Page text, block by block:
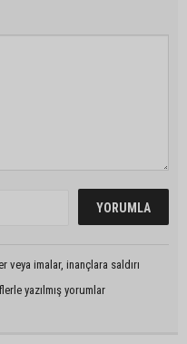
imalar, inançlara saldırı
yazılmış yorumlar